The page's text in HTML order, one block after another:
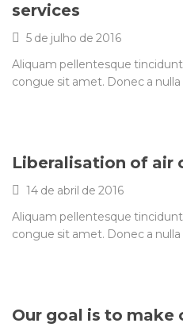
services
5 de julho de 2016
Aliquam pellentesque
congue sit amet. Donec a
Liberalisation of air
14 de abril de 2016
Aliquam pellentesque
congue sit amet. Donec a
Our goal is to make